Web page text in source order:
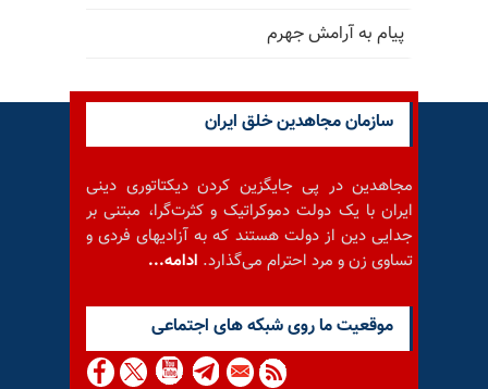
پیام به آرامش جهرم
سازمان مجاهدین خلق ایران
مجاهدین در پی جایگزین کردن دیکتاتوری دینی
ایران با یک دولت دموکراتیک و کثرت‌گرا، مبتنی بر
جدایی دین از دولت هستند که به آزادیهای فردی و
تساوی زن و مرد احترام می‌گذارد. ادامه...
موقعيت ما روى شبكه هاى اجتماعى